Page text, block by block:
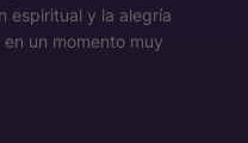
espiritual y la alegría
un momento muy